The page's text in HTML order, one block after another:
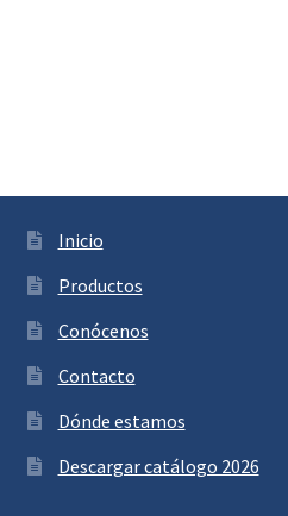
Inicio
Productos
Conócenos
Contacto
Dónde estamos
Descargar catálogo 2026